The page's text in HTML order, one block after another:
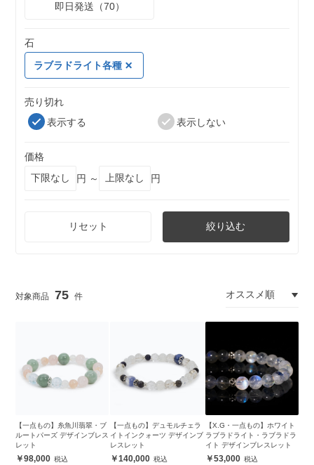
即日発送（70）
石
ラブラドライト各種
売り切れ
表示する
表示しない
価格
円 ～
円
リセット 絞り込む
75
【一点もの】糸魚川翡翠・ブ
ルートパーズ デザインブレス
レット
98,000
【一点もの】デュモルチェラ
イトインクォーツ デザインブ
レスレット
140,000
【X.G・一点もの】ホワイト
ラブラドライト・ラブラドラ
イト デザインブレスレット
53,000